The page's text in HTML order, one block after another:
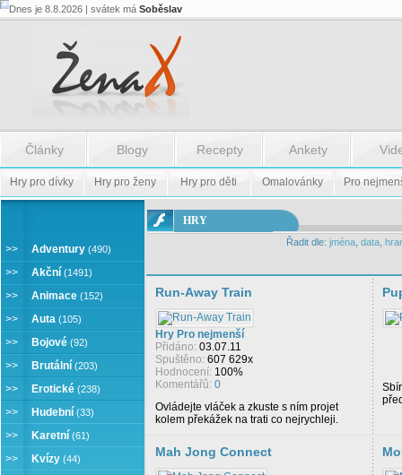
Dnes je 8.8.2026 | svátek má Soběslav
Články Blogy Recepty Ankety
Hry pro dívky Hry pro ženy Hry pro děti Omalovánky Pro
>> Adventury (490)
>> Akční (1491)
>> Animace (152)
>> Auta (105)
>> Bojové (92)
>> Brutální (203)
>> Erotické (238)
>> Hudební (33)
>> Karetní (61)
>> Kvízy (44)
HRY
Řadit dle: jména data
Run-Away Train
Hry Pro nejmenší
Přidáno: 03.07.11
Spuštěno: 607 629x
Hodnocení: 100%
Komentářů: 0
Ovládejte vláček a zkuste s ním projet
kolem překážek na trati co nejrychleji.
Mah Jong Connect